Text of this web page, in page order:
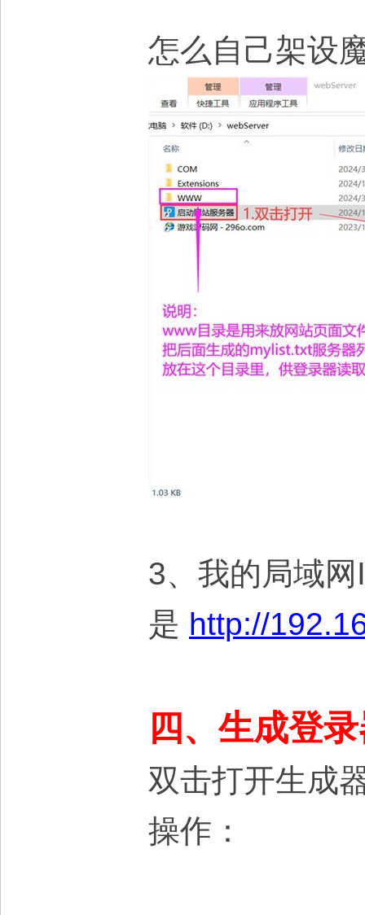
怎么自己架设
3、我的局域
是 http://
四、生成登
双击打开生成
操作：